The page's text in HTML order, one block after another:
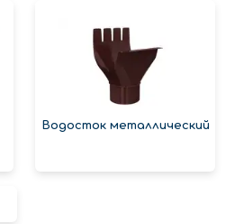
Водосток металлический